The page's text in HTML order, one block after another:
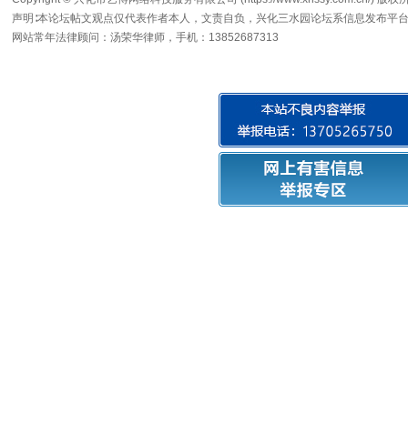
声明∶本论坛帖文观点仅代表作者本人，文责自负，兴化三水园论坛系信息发布平
网站常年法律顾问：汤荣华律师，手机：13852687313